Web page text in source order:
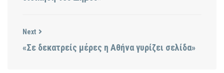
Next
«Σε δεκατρείς μέρες η Αθήνα γυρίζει σελίδα»